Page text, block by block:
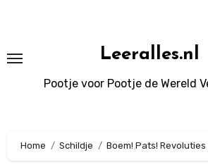
Leeralles.nl
Pootje voor Pootje de Wereld
Home Schildje Boem! Pats!